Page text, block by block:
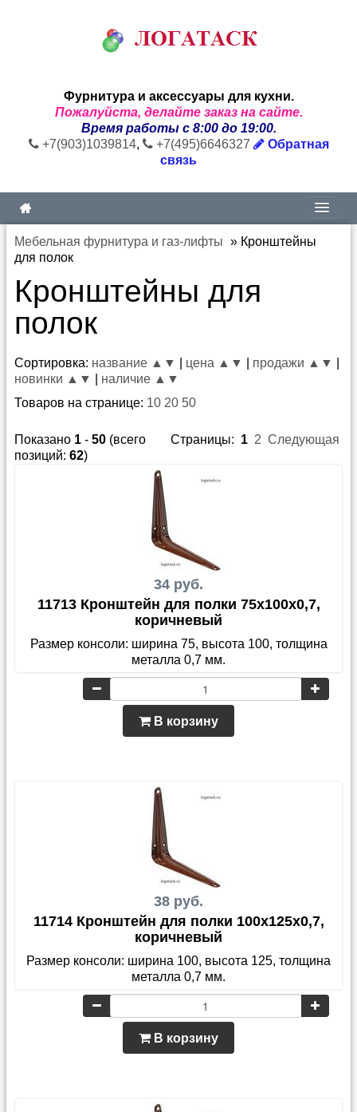
Фурнитура и аксессуары для кухни.
Пожалуйста, делайте заказ на сайте.
Время работы с 8:00 до 19:00.
+7(903)1039814, +7(495)6646327
Обратная
связь
Мебельная фурнитура и газ-лифты » Кронштейны
для полок
Кронштейны для
полок
Сортировка: название ▲ ▼ цена ▲ ▼ продажи ▲ ▼
новинки ▲ ▼ наличие ▲ ▼
Товаров на странице: 10 20 50
Страницы: 1 2 Следующая
Показано 1 - 50 (всего
позиций: 62)
34 руб.
11713 Кронштейн для полки 75x100x0,7,
коричневый
Размер консоли: ширина 75, высота 100, толщина
металла 0,7 мм.
В корзину
38 руб.
11714 Кронштейн для полки 100x125x0,7,
коричневый
Размер консоли: ширина 100, высота 125, толщина
металла 0,7 мм.
В корзину